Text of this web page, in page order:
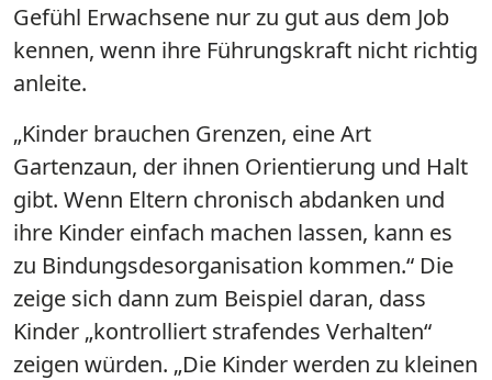
Gefühl Erwachsene nur zu gut aus dem Job
kennen, wenn ihre Führungskraft nicht richtig
anleite.
„Kinder brauchen Grenzen, eine Art
Gartenzaun, der ihnen Orientierung und Halt
gibt. Wenn Eltern chronisch abdanken und
ihre Kinder einfach machen lassen, kann es
zu Bindungsdesorganisation kommen.“ Die
zeige sich dann zum Beispiel daran, dass
Kinder „kontrolliert strafendes Verhalten“
zeigen würden. „Die Kinder werden zu kleinen